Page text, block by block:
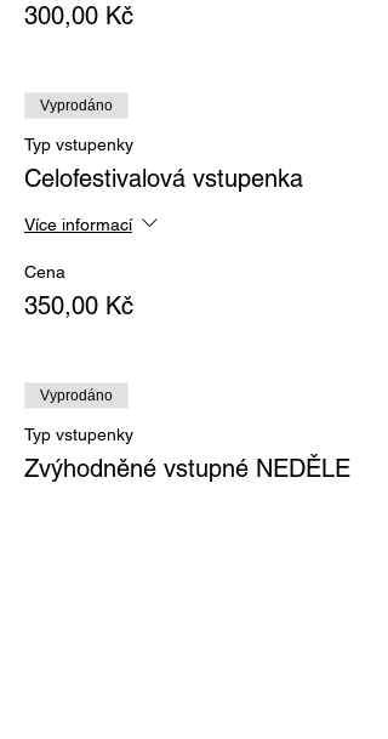
300,00 Kč
Vyprodáno
Typ vstupenky
Celofestivalová vstupenka
Více informací
Cena
350,00 Kč
Vyprodáno
Typ vstupenky
Zvýhodněné vstupné NEDĚLE